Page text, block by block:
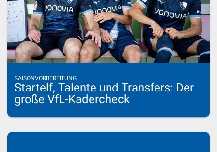
SAISONVORBEREITUNG
Startelf, Talente und Transfers: Der
große VfL-Kadercheck